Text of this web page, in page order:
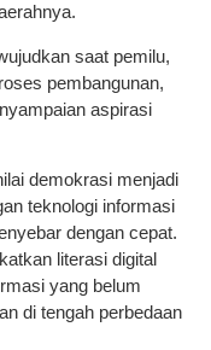
saat pemilu,
pembangunan,
aspirasi
demokrasi menjadi
teknologi informasi
dengan cepat.
literasi digital
yang belum
di tengah perbedaan